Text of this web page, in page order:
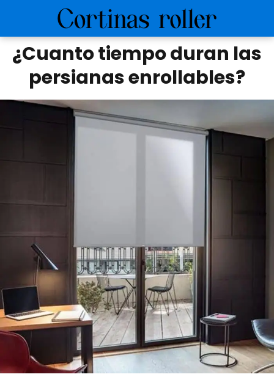
¿Cuanto tiempo duran las
persianas enrollables?